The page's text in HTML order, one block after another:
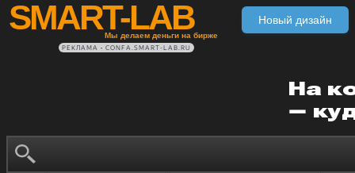
SMART-LAB
Мы делаем деньги на бирже
Новый дизайн
РЕКЛАМА • CONFA.SMART-LAB.RU